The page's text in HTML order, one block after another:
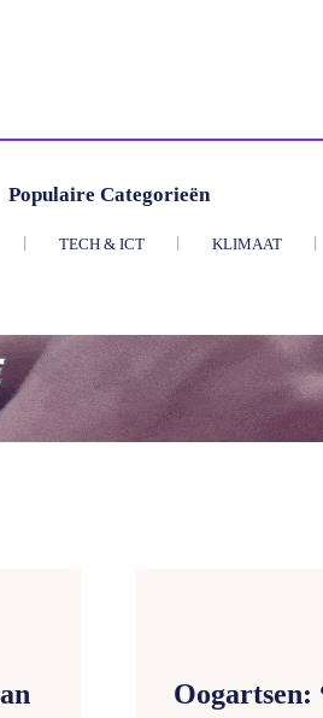
Populaire Categorieën
TECH & ICT KLIMAAT
Oogartsen: